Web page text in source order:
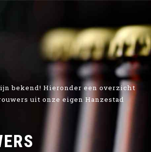
bekend! Hieronder een overzicht
uit onze eigen Hanzestad